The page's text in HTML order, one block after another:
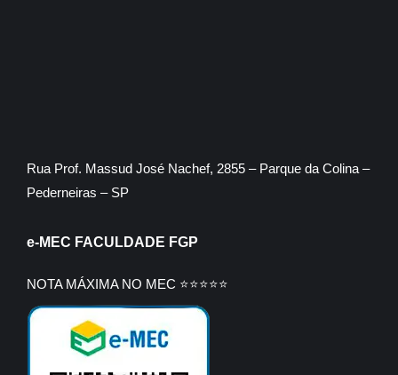
Rua Prof. Massud José Nachef, 2855 – Parque da Colina –
Pederneiras – SP
e-MEC FACULDADE FGP
NOTA MÁXIMA NO MEC ⭐⭐⭐⭐⭐